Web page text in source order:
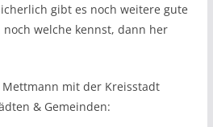
gibt es noch weitere gute
welche kennst, dann her
mit der Kreisstadt
& Gemeinden: